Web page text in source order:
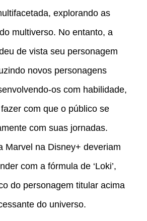
explorando as
multiverso. No entanto, a
de vista seu personagem
novos personagens
os com habilidade,
fazer com que o público se
com suas jornadas.
Marvel na Disney+ deveriam
com a fórmula de ‘Loki’,
do personagem titular acima
do universo.